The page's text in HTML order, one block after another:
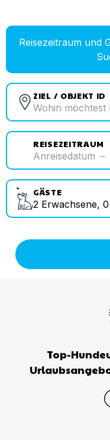
Reisezeitraum und
ZIEL / OBJEKT ID
REISEZEITRAUM
Anreisedatum –
GÄSTE
2 Erwachsene, 0
Top-